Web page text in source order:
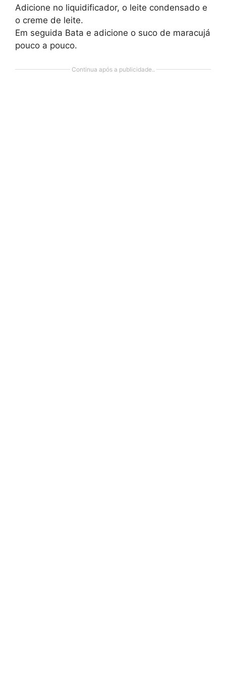
Adicione no liquidificador, o leite condensado e
o creme de leite.
Em seguida Bata e adicione o suco de maracujá
pouco a pouco.
Continua após a publicidade..